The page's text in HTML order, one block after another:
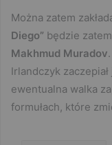
Można zatem
Diego” będzie
Makhmud Muradov
Irlandczyk
ewentualna walka
formułach, które